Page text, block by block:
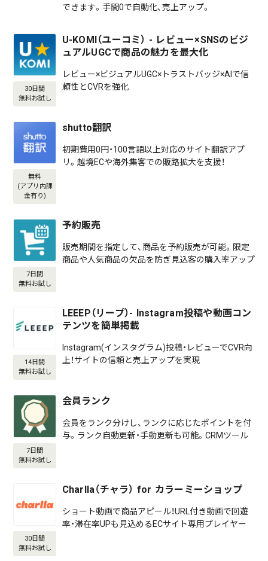
できます。手間0で自動化、売上アップ。
30日間
無料お試し
U-KOMI（ユーコミ） - レビュー×SNSのビジ
ュアルUGCで商品の魅力を最大化
レビュー×ビジュアルUGC×トラストバッジ×AIで信
頼性とCVRを強化
無料
(アプリ内課
金有り)
shutto翻訳
初期費用0円・100言語以上対応のサイト翻訳アプ
リ。越境ECや海外集客での販路拡大を支援！
7日間
無料お試し
予約販売
販売期間を指定して、商品を予約販売が可能。限定
商品や人気商品の欠品を防ぎ見込客の購入率アップ
14日間
無料お試し
LEEEP（リープ）- Instagram投稿や動画コン
テンツを簡単掲載
Instagram(インスタグラム)投稿・レビューでCVR向
上！サイトの信頼と売上アップを実現
7日間
無料お試し
会員ランク
会員をランク分けし、ランクに応じたポイントを付
与。ランク自動更新・手動更新も可能。CRMツール
30日間
無料お試し
Charlla（チャラ） for カラーミーショップ
ショート動画で商品アピール！URL付き動画で回遊
率・滞在率UPも見込めるECサイト専用プレイヤー